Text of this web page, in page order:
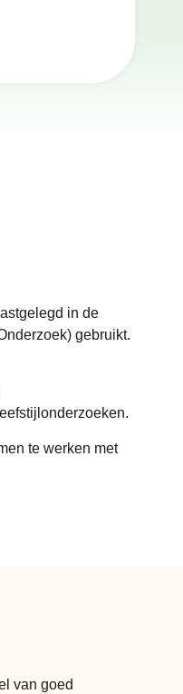
in de
gebruikt.
te werken met
van goed